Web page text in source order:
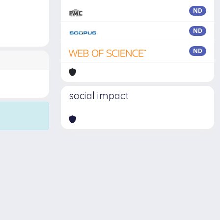
ND
ND
ND
social impact